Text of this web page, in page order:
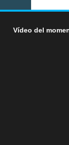
Vídeo del